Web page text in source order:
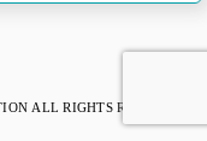
ALL RIGHTS RESERVED.